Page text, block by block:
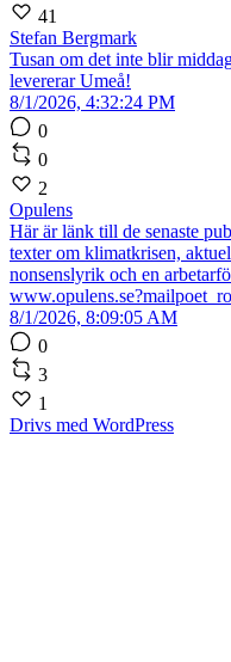
41
Stefan Bergmark
Tusan om det inte blir
levererar Umeå!
8/1/2026, 4:32:24 PM
0
0
2
Opulens
Här är länk till de senaste
texter om klimatkrisen,
nonsenslyrik och en
8/1/2026, 8:09:05 AM
0
3
1
Drivs med WordPress